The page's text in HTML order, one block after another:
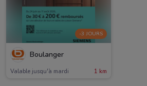
-3 JOURS
Boulanger
Valable jusqu'à mardi 1 km